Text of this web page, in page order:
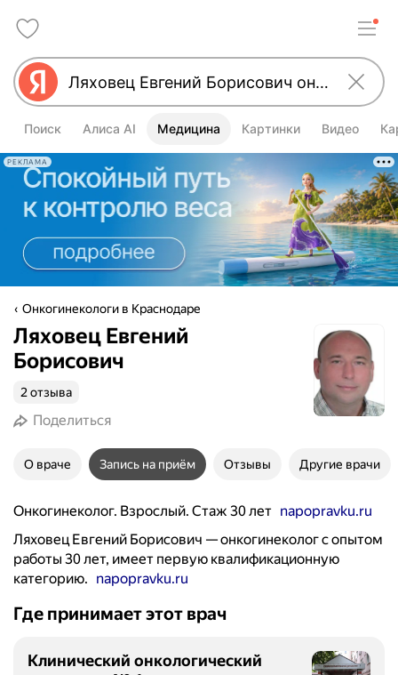
Поиск Алиса AI Медицина Картинки Видео
РЕКЛАМА
Онкогинекологи в Краснодаре
Ляховец Евгений
Борисович
2 отзыва
Поделиться
О враче Запись на приём Отзывы Другие врачи
Онкогинеколог. Взрослый. Стаж 30 лет napopravku.ru
Ляховец Евгений Борисович — онкогинеколог с опытом
работы 30 лет, имеет первую квалификационную
категорию. napopravku.ru
Где принимает этот врач
Клинический онкологический